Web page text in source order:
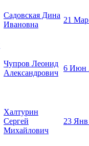
Садовская Дина
Ивановна
21
Чупров Леонид
Александрович
6 Июн
Халтурин
Сергей
Михайлович
23 Янв